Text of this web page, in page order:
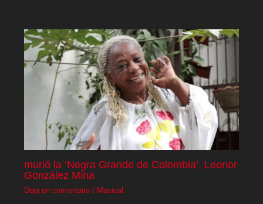
murió la ‘Negra Grande de Colombia’, Leonor
González Mina
Deja un comentario / Musical